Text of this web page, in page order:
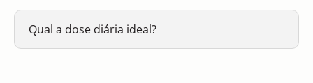
Qual a dose diária ideal?